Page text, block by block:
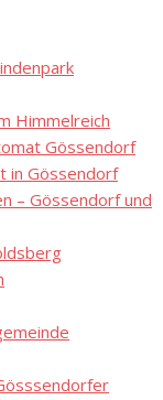
Himmelreich
Gössendorf
in Gössendorf
– Gössendorf und